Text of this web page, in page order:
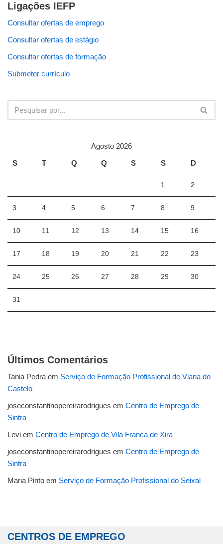
Ligações IEFP
Consultar ofertas de emprego
Consultar ofertas de estágio
Consultar ofertas de formação
Submeter currículo
Agosto 2026
S
T Q Q S S D
1 2
3 4 5 6 7 8 9
10 11 12 13 14 15 16
17 18 19 20 21 22 23
24 25 26 27 28 29 30
31
Últimos Comentários
Tania Pedra em Serviço de Formação Profissional de Viana do
Castelo
joseconstantinopereirarodrigues em Centro de Emprego de
Sintra
Levi em Centro de Emprego de Vila Franca de Xira
joseconstantinopereirarodrigues em Centro de Emprego de
Sintra
Maria Pinto em Serviço de Formação Profissional do Seixal
CENTROS DE EMPREGO